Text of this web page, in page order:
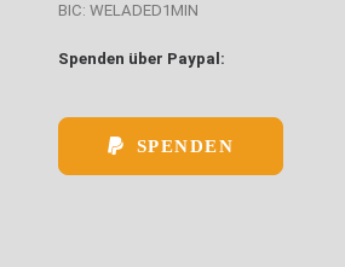
BIC: WELADED1MIN
Spenden über Paypal:
SPENDEN